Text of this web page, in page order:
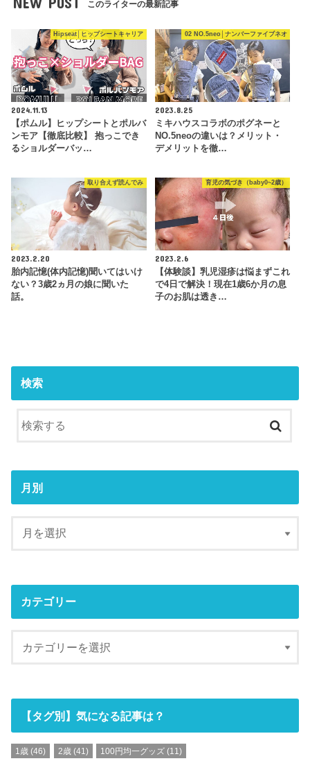
このライターの最新記事
Hipseat│ヒップシートキャリア
2024.11.13
【ポムル】ヒップシートとポルバ
ンモア【徹底比較】 抱っこでき
るショルダーバッ…
02 NO.5neo│ナンバーファイブネオ
2023.8.25
ミキハウスコラボのポグネーと
NO.5neoの違いは？メリット・
デメリットを徹…
取り合えず読んでみ
2023.2.20
胎内記憶(体内記憶)聞いてはいけ
ない？3歳2ヵ月の娘に聞いた
話。
育児の気づき（baby0~2歳）
2023.2.6
【体験談】乳児湿疹は悩まずこれ
で4日で解決！現在1歳6か月の息
子のお肌は透き…
検索
月別
カテゴリー
【タグ別】気になる記事は？
1歳 (46) 2歳 (41) 100円均一グッズ(11)